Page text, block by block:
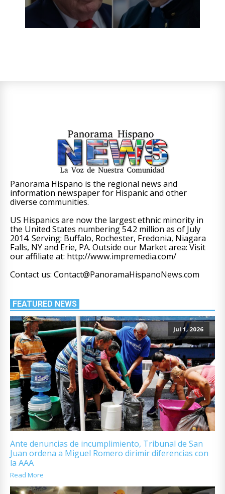
Panorama Hispano is the regional news and
information newspaper for Hispanic and other
diverse communities.
US Hispanics are now the largest ethnic minority in
the United States numbering 54.2 million as of July
2014. Serving: Buffalo, Rochester, Fredonia, Niagara
Falls, NY and Erie, PA. Outside our Market area: Visit
our affiliate at: http://www.impremedia.com/
Contact us: Contact@PanoramaHispanoNews.com
FEATURED NEWS
Jul 1, 2026
Ante denuncias de incumplimiento, Tribunal de San
Juan ordena a Miguel Romero dirimir diferencias con
la AAA
Read More